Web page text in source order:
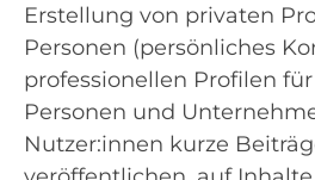
Erstellung von privaten
Personen (persönliches
professionellen Profilen
Personen und
Nutzer:innen kurze